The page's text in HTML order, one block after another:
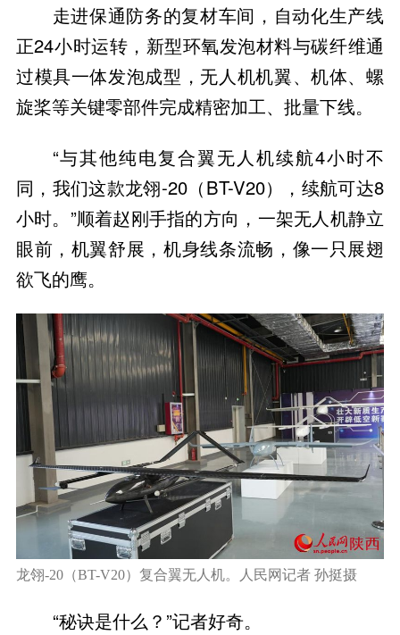
走进保通防务的复材车间，自动化生产线
正24小时运转，新型环氧发泡材料与碳纤维通
过模具一体发泡成型，无人机机翼、机体、螺
旋桨等关键零部件完成精密加工、批量下线。
“与其他纯电复合翼无人机续航4小时不
同，我们这款龙翎-20（BT-V20），续航可达8
小时。”顺着赵刚手指的方向，一架无人机静立
眼前，机翼舒展，机身线条流畅，像一只展翅
欲飞的鹰。
龙翎-20（BT-V20）复合翼无人机。人民网记者 孙挺摄
“秘诀是什么？”记者好奇。